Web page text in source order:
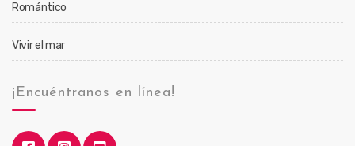
Romántico
Vivir el mar
¡Encuéntranos en línea!